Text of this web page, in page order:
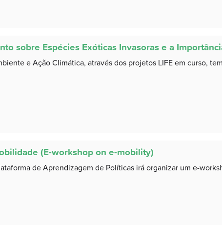
sobre Espécies Exóticas Invasoras e a
e Ação Climática, através dos projetos LIFE em curso,
(E-workshop on e-mobility)
de Aprendizagem de Políticas irá organizar um e-